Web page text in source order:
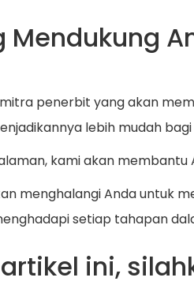
Mendukung
penerbit yang akan
lebih mudah bagi
kami akan
menghalangi Anda untuk
setiap tahapan
ini,